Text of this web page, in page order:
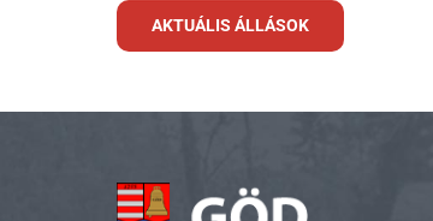
AKTUÁLIS ÁLLÁSOK